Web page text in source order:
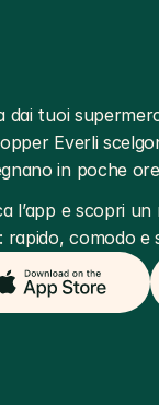
dai tuoi
Everli
in poche
l’app e scopri
rapido, comodo e